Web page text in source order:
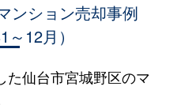
ンション売却事例
～12月）
た仙台市宮城野区のマ